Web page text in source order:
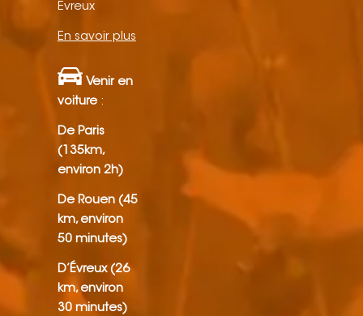
Évreux
En savoir plus
Venir en
voiture:
De Paris
(135km,
environ 2h)
De Rouen (45
km, environ
50 minutes)
D’Évreux (26
km, environ
30 minutes)